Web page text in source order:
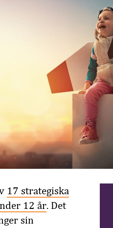
17 strategiska
12 år. Det
sin